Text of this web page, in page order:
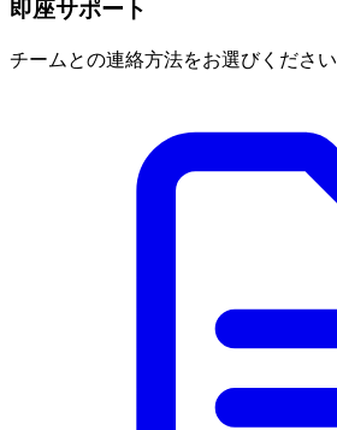
即座サポート
チームとの連絡方法をお選びください